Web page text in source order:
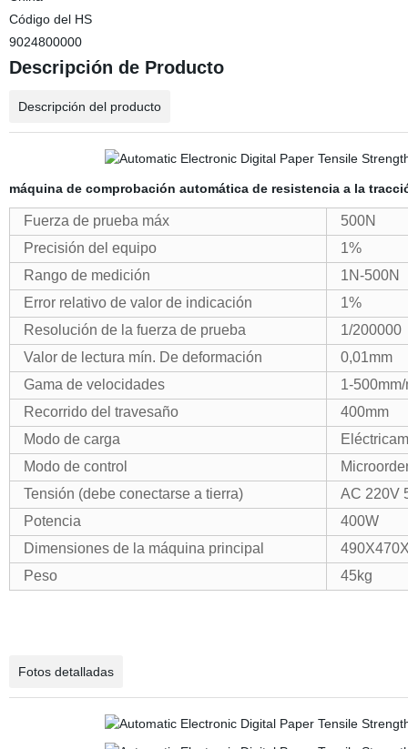
Código del HS
9024800000
Descripción de Producto
Descripción del producto
máquina de comprobación automática de resistencia a la
Fuerza de prueba máx
500N
Precisión del equipo
1%
Rango de medición
1N-500N
Error relativo de valor de indicación
1%
Resolución de la fuerza de prueba
1/200000
Valor de lectura mín. De deformación
0,01mm
Gama de velocidades
1-
Recorrido del travesaño
400mm
Modo de carga
Modo de control
Tensión (debe conectarse a tierra)
AC 220V
Potencia
400W
Dimensiones de la máquina principal
Peso
45kg
Fotos detalladas